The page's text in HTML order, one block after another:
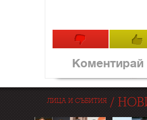
Коментирай
ЛИЦА И СЪБИТИЯ/